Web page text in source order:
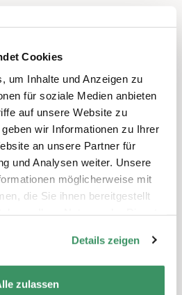
Cookies
um Inhalte und Anzeigen zu
für soziale Medien anbieten
auf unsere Website zu
wir Informationen zu Ihrer
an unsere Partner für
und Analysen weiter. Unsere
möglicherweise mit
die Sie ihnen bereitgestellt
Details zeigen
zulassenzwischen Hort